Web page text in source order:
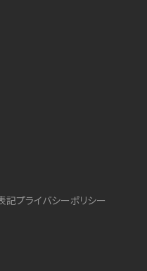
記プライバシーポリシー